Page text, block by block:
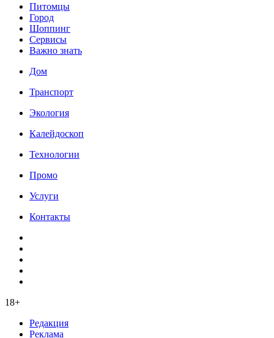
Питомцы
Город
Шоппинг
Сервисы
Важно знать
Дом
Транспорт
Экология
Калейдоскоп
Технологии
Промо
Услуги
Контакты
18+
Редакция
Реклама